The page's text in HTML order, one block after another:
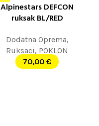
Alpinestars DEFCON
ruksak BL/RED
Dodatna Oprema,
Ruksaci, POKLON
70,00 €